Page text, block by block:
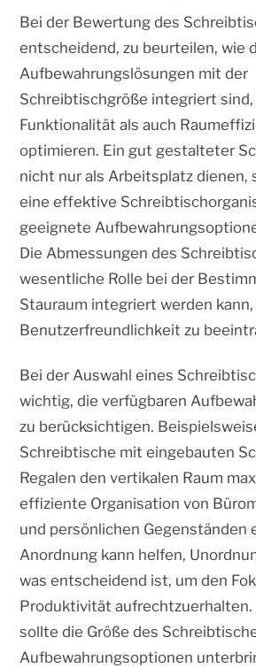
Bei der Bewertung des
entscheidend, zu beurteilen, wie
Aufbewahrungslösungen mit der
Schreibtischgröße integriert sind,
Funktionalität als auch
optimieren. Ein gut gestalteter
nicht nur als Arbeitsplatz dienen,
eine effektive
geeignete
Die Abmessungen des
wesentliche Rolle bei der
Stauraum integriert werden
Benutzerfreundlichkeit zu
Bei der Auswahl eines
wichtig, die verfügbaren
zu berücksichtigen.
Schreibtische mit eingebauten
Regalen den vertikalen Raum
effiziente Organisation von
und persönlichen Gegenständen
Anordnung kann helfen,
was entscheidend ist, um den
Produktivität aufrechtzuerhalten.
sollte die Größe des
Aufbewahrungsoptionen